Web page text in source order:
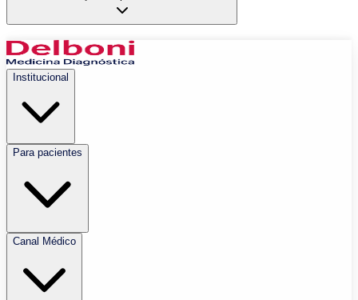
Institucional
Para pacientes
Canal Médico